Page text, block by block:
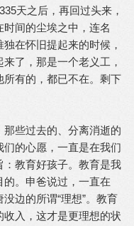
天之后，再回过头来，
间的尘埃之中，连名
独在怀旧提起来的时候，
了，那是一个老义工，
所有的，都已不在。剩下
些过去的、分离消逝的
的心愿，一直是在我们
教育好孩子。教育是我
。申爸说过，一直在
边的所谓“理想”。教育
入，这才是更理想的状